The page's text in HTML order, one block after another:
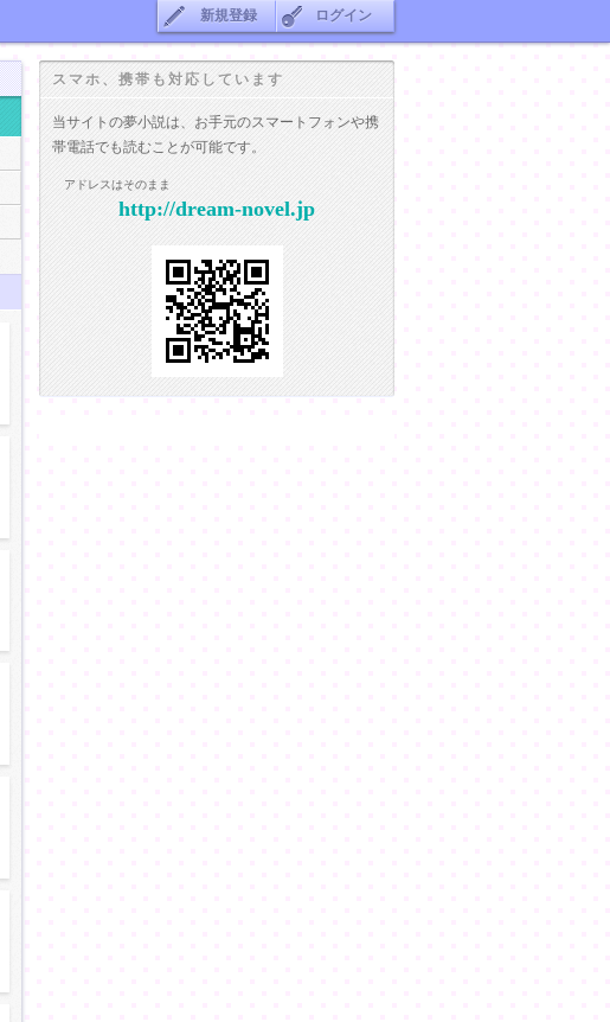
新規登録 ログイン
スマホ、携帯も対応しています
当サイトの夢小説は、お手元のスマートフォンや携
帯電話でも読むことが可能です。
アドレスはそのまま
http://dream-novel.jp